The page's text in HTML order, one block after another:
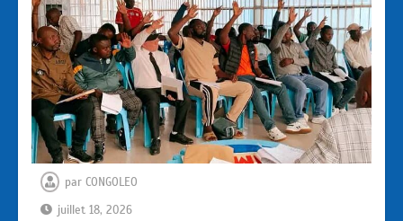
par CONGOLEO
juillet 18, 2026